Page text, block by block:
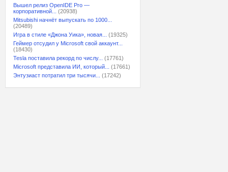
Вышел релиз OpenIDE Pro —
корпоративной...
(20938)
Mitsubishi начнёт выпускать по 1000...
(20489)
Игра в стиле «Джона Уика», новая...
(19325)
Геймер отсудил у Microsoft свой аккаунт...
(18430)
Tesla поставила рекорд по числу...
(17761)
Microsoft представила ИИ, который...
(17661)
Энтузиаст потратил три тысячи...
(17242)